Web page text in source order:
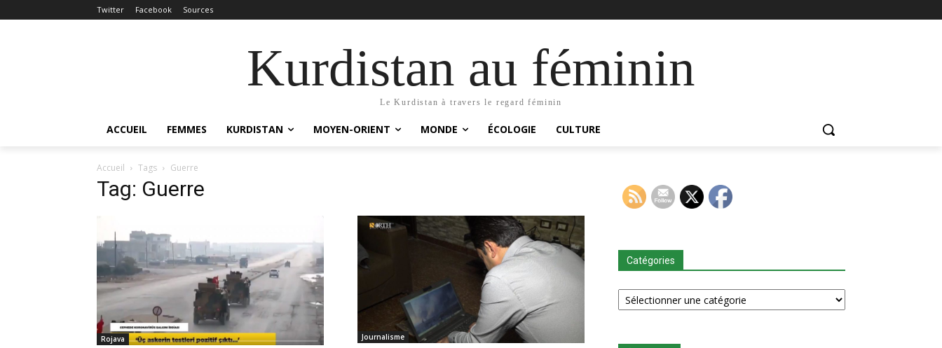
Twitter Facebook Sources
Kurdistan au féminin
Le Kurdistan à travers le regard féminin
ACCUEIL FEMMES KURDISTAN MOYEN-ORIENT MONDE ÉCOLOGIE CULTURE
Accueil Tags Guerre
Tag: Guerre
Rojava Journalisme
Catégories
Catégories